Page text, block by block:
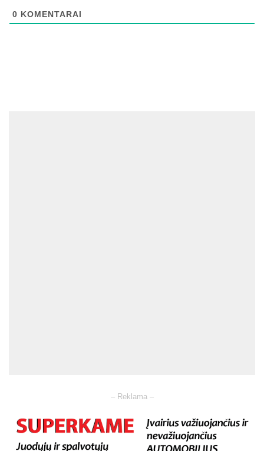
0 KOMENTARAI
– Reklama –